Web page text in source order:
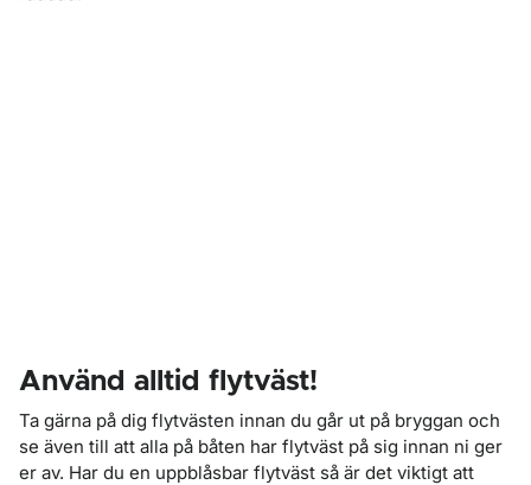
Använd alltid flytväst!
Ta gärna på dig flytvästen innan du går ut på bryggan och
se även till att alla på båten har flytväst på sig innan ni ger
er av. Har du en uppblåsbar flytväst så är det viktigt att